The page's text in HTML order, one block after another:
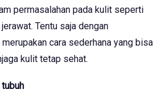
permasalahan pada kulit seperti
Tentu saja dengan
cara sederhana yang bisa
kulit tetap sehat.